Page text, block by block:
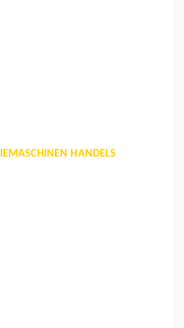
HANDELS